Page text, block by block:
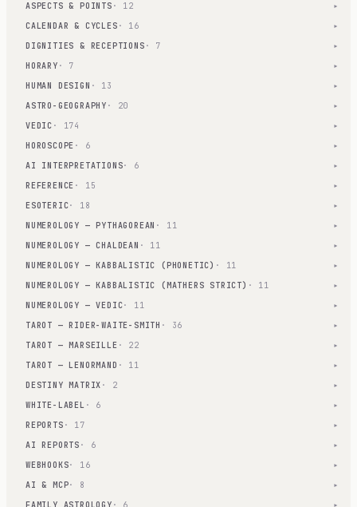
ASPECTS & POINTS · 12 ▾
CALENDAR & CYCLES · 16 ▾
DIGNITIES & RECEPTIONS · 7 ▾
HORARY · 7 ▾
HUMAN DESIGN · 13 ▾
ASTRO-GEOGRAPHY · 20 ▾
VEDIC · 174 ▾
HOROSCOPE · 6 ▾
AI INTERPRETATIONS· 6 ▾
REFERENCE · 15 ▾
ESOTERIC· 18 ▾
NUMEROLOGY — PYTHAGOREAN · 11 ▾
NUMEROLOGY — CHALDEAN · 11 ▾
NUMEROLOGY — KABBALISTIC (PHONETIC) · 11 ▾
NUMEROLOGY — KABBALISTIC (MATHERS STRICT) · 11 ▾
NUMEROLOGY — VEDIC· 11 ▾
TAROT — RIDER-WAITE-SMITH · 36 ▾
TAROT — MARSEILLE · 22 ▾
TAROT — LENORMAND · 11 ▾
DESTINY MATRIX · 2 ▾
WHITE-LABEL · 6 ▾
REPORTS · 17 ▾
AI REPORTS · 6 ▾
WEBHOOKS· 16 ▾
AI & MCP· 8 ▾
▾